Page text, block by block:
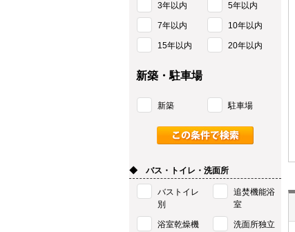
3年以内 5年以内
7年以内 10年以内
15年以内 20年以内
新築・駐車場
新築 駐車場
◆ バス・トイレ・洗面所
バストイレ
別
追焚機能浴
室
浴室乾燥機 洗面所独立